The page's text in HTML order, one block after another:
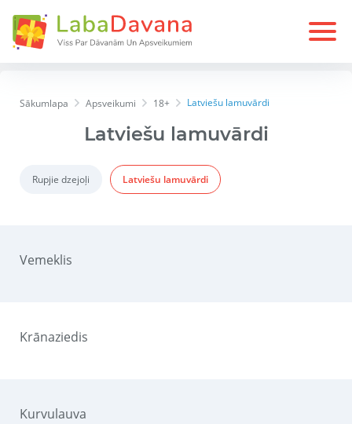
Sākumlapa Apsveikumi 18+ Latviešu lamuvārdi
Latviešu lamuvārdi
Rupjie dzejoļi Latviešu lamuvārdi
Vemeklis
Krānaziedis
Kurvulauva